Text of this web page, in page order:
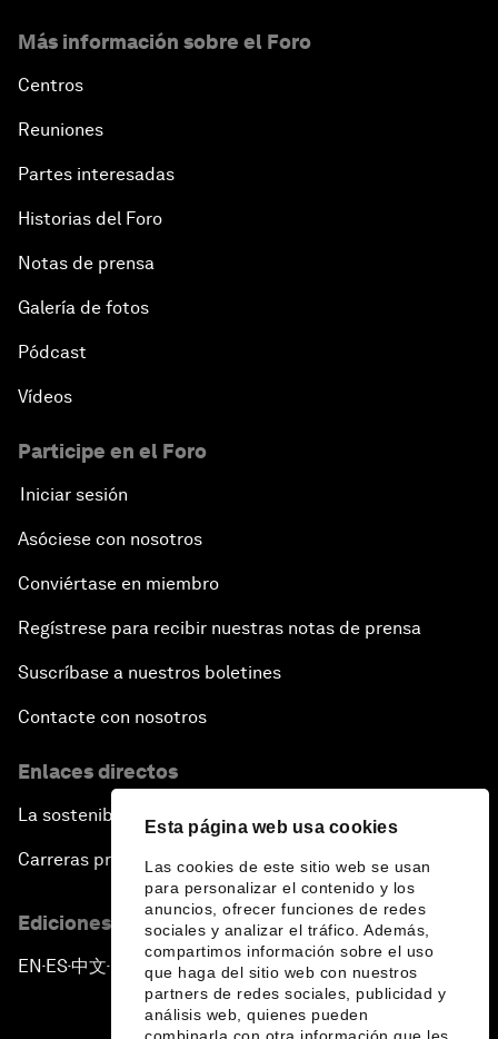
Esta página web usa cookies
Las cookies de este sitio web se usan
para personalizar el contenido y los
anuncios, ofrecer funciones de redes
sociales y analizar el tráfico. Además,
compartimos información sobre el uso
que haga del sitio web con nuestros
partners de redes sociales, publicidad y
análisis web, quienes pueden
Más información sobre el Foro
Centros
Reuniones
Partes interesadas
Historias del Foro
Notas de prensa
Galería de fotos
Pódcast
Vídeos
Participe en el Foro
Iniciar sesión
Asóciese con nosotros
Conviértase en miembro
Regístrese para recibir nuestras notas de prensa
Suscríbase a nuestros boletines
Contacte con nosotros
Enlaces directos
La sostenibilidad en el Foro
Carreras profesionales
Ediciones en otros idiomas
EN ▪ ES▪中文▪ 日本語